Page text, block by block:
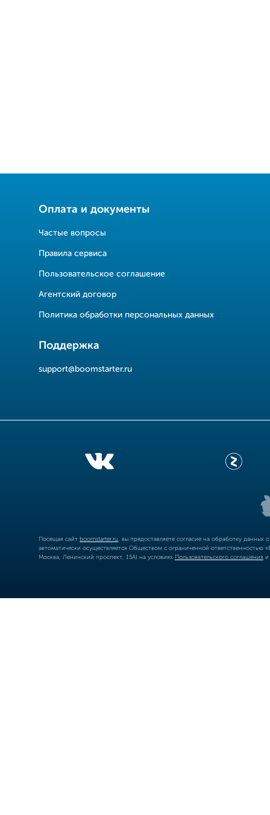
Оплата и документы
Частые вопросы
Правила сервиса
Пользовательское соглашение
Агентский договор
Политика обработки персональных данных
Поддержка
support@boomstarter.ru
Посещая сайт boomstarter.ru , вы предоставляете согласие на обработку
автоматически осуществляется Обществом с ограниченной
Москва, Ленинский проспект, 15А) на условиях Пользовательского соглашения и